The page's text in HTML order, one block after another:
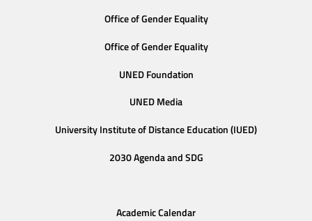
Office of Gender Equality
Office of Gender Equality
UNED Foundation
UNED Media
University Institute of Distance Education (IUED)
2030 Agenda and SDG
Academic Calendar